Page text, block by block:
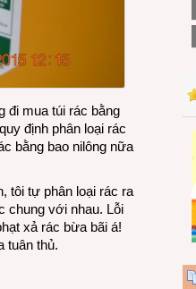
đi mua túi rác bằng
định phân loại rác
bằng bao nilông nữa
tôi tự phân loại rác ra
chung với nhau. Lỗi
xả rác bừa bãi á!
tuân thủ.